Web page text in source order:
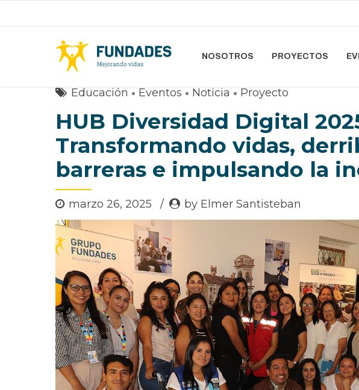
NOSOTROS PROYECTOS
Educación Eventos Noticia Proyecto
HUB Diversidad Digital
Transformando vidas,
barreras e impulsando la
marzo 26, 2025 by Elmer Santisteban